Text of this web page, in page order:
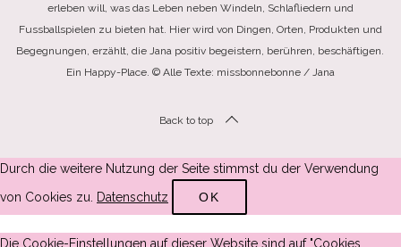
erleben will, was das Leben neben Windeln, Schlafliedern und
Fussballspielen zu bieten hat. Hier wird von Dingen, Orten, Produkten und
Begegnungen, erzählt, die Jana positiv begeistern, berühren, beschäftigen.
Ein Happy-Place. © Alle Texte: missbonnebonne / Jana
Back to top
Durch die weitere Nutzung der Seite stimmst du der Verwendung
von Cookies zu. Datenschutz OK
Die Cookie-Einstellungen auf dieser Website sind auf "Cookies